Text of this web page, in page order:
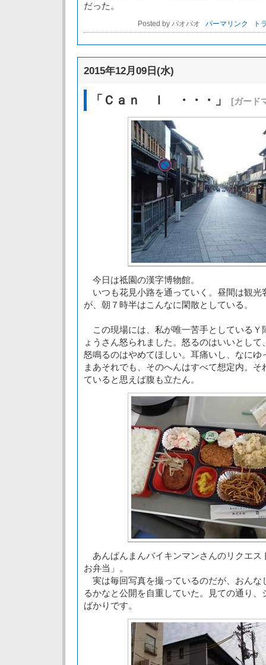
だった。
Posted by パオパオ パーマリンク ト
2015年12月09日(水)
「Ｃａｎ Ｉ ・・・」 [ガード
今日は祗園の漢字博物館。
いつも花見小路を通っていく。昼間は観光
が、朝７時半はこんなに閑散としている。
この現場には、私が唯一苦手としているＹ
ょうさん怒られました。怒るのはいいとし
怒鳴るのはやめてほしい。耳痛いし、なにゆ
まあそれでも、そのへんはすべて想定内。
ていると思えば腹も立たん。
あんぱんまんバイキンマンさんのリクエス
お弁当」。
実は毎回写真を撮っているのだが、おんな
るかなと公開を自重していた。見ての通り
ばかりです。